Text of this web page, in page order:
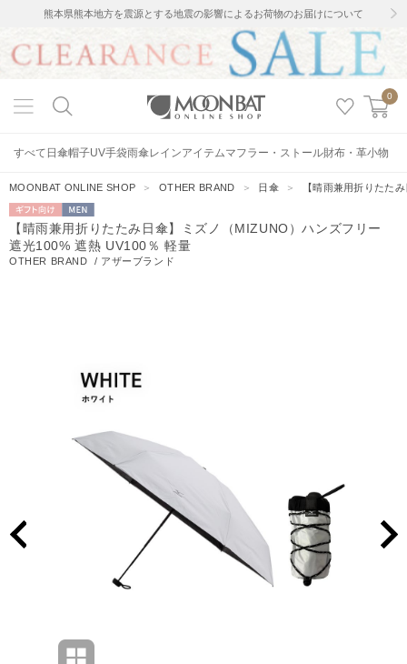
熊本県熊本地方を震源とする地震の影響によるお荷物のお届けについて
0
すべて 日傘帽子UV手袋雨傘レインアイテムマフラー・ストール財布・革小物
MOONBAT ONLINE SHOP ＞OTHER BRAND ＞ 日傘 ＞ 【晴雨兼用折りたた
ギフト向
け
MEN
【晴雨兼用折りたたみ日傘】ミズノ（MIZUNO）ハンズフリー
遮光100% 遮熱 UV100％ 軽量
OTHER BRAND / アザーブランド